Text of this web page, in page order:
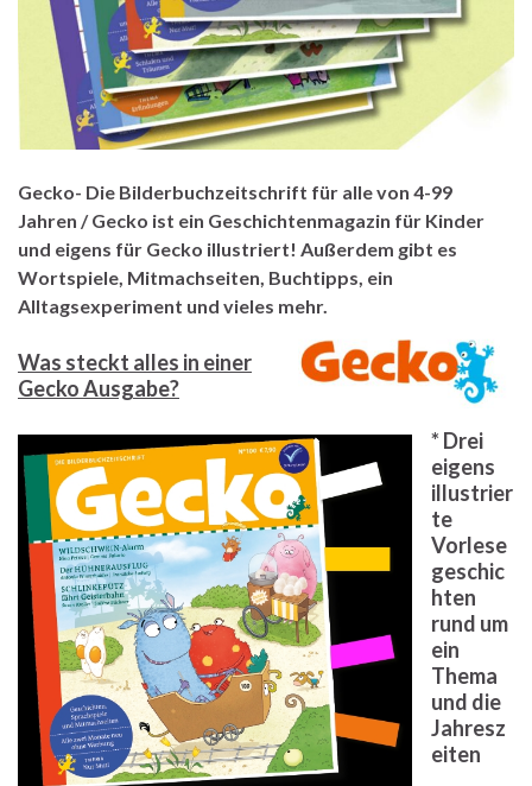
Gecko- Die Bilderbuchzeitschrift für alle von 4-99
Jahren / Gecko ist ein Geschichtenmagazin für Kinder
und eigens für Gecko illustriert! Außerdem gibt es
Wortspiele, Mitmachseiten, Buchtipps, ein
Alltagsexperiment und vieles mehr.
Was steckt alles in einer
Gecko Ausgabe?
* Drei
eigens
illustrier
te
Vorlese
geschic
hten
rund um
ein
Thema
und die
Jahresz
eiten